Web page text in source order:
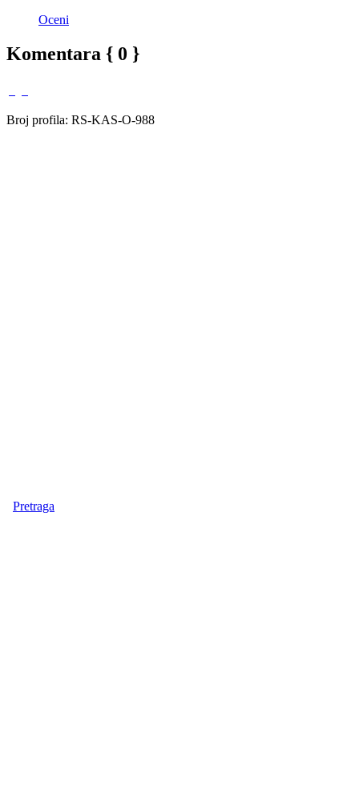
Oceni
Komentara { 0 }
Broj profila: RS-KAS-O-988
Pretraga